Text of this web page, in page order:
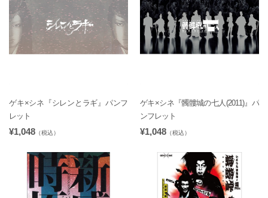
ゲキ×シネ『シレンとラギ』パンフ
レット
¥1,048 （税込）
ゲキ×シネ『髑髏城の七人(2011)』パ
ンフレット
¥1,048 （税込）